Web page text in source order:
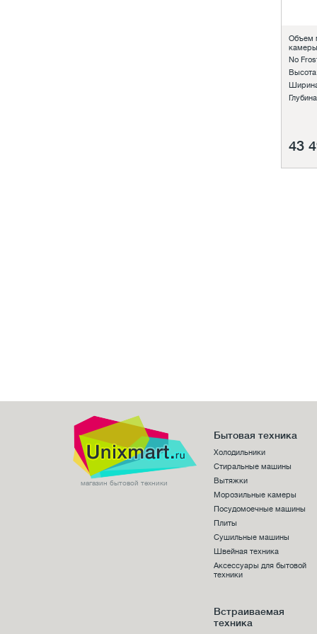
Объем
No
43
магазин бытовой техники
Бытовая техника
Холодильники
Стиральные машины
Вытяжки
Морозильные камеры
Посудомоечные машины
Плиты
Сушильные машины
Швейная техника
Аксессуары для бытовой
техники
Встраиваемая
техника